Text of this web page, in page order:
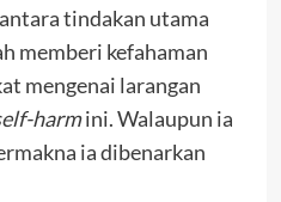
tindakan utama
memberi kefahaman
mengenai larangan
harmini. Walaupun ia
ia dibenarkan